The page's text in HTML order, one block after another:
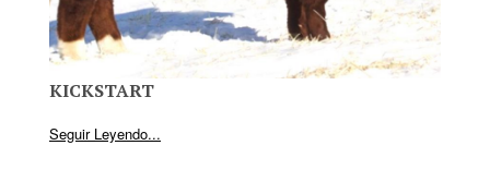
KICKSTART
Seguir Leyendo...